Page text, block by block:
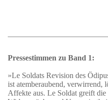
Pressestimmen zu Band 1:
»Le Soldats Revision des
ist atemberaubend, verwirrend,
Affekte aus. Le Soldat greift die